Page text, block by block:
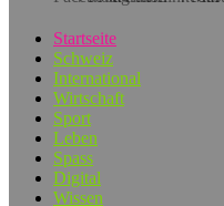
Startseite
Schweiz
International
Wirtschaft
Sport
Leben
Spass
Digital
Wissen